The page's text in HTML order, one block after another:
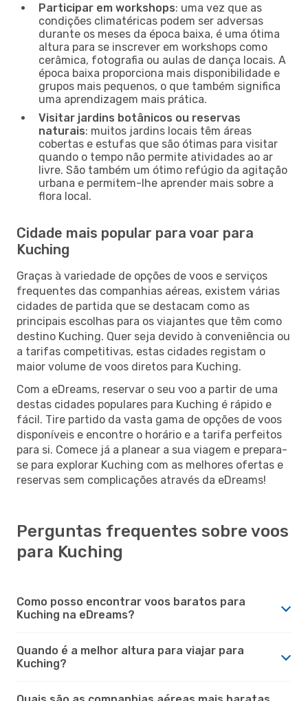
Participar em workshops: uma vez que as
condições climatéricas podem ser adversas
durante os meses da época baixa, é uma ótima
altura para se inscrever em workshops como
cerâmica, fotografia ou aulas de dança locais. A
época baixa proporciona mais disponibilidade e
grupos mais pequenos, o que também significa
uma aprendizagem mais prática.
Visitar jardins botânicos ou reservas
naturais: muitos jardins locais têm áreas
cobertas e estufas que são ótimas para visitar
quando o tempo não permite atividades ao ar
livre. São também um ótimo refúgio da agitação
urbana e permitem-lhe aprender mais sobre a
flora local.
Cidade mais popular para voar para
Kuching
Graças à variedade de opções de voos e serviços
frequentes das companhias aéreas, existem várias
cidades de partida que se destacam como as
principais escolhas para os viajantes que têm como
destino Kuching. Quer seja devido à conveniência ou
a tarifas competitivas, estas cidades registam o
maior volume de voos diretos para Kuching.
Com a eDreams, reservar o seu voo a partir de uma
destas cidades populares para Kuching é rápido e
fácil. Tire partido da vasta gama de opções de voos
disponíveis e encontre o horário e a tarifa perfeitos
para si. Comece já a planear a sua viagem e prepara-
se para explorar Kuching com as melhores ofertas e
reservas sem complicações através da eDreams!
Perguntas frequentes sobre voos
para Kuching
Como posso encontrar voos baratos para
Kuching na eDreams?
Quando é a melhor altura para viajar para
Kuching?